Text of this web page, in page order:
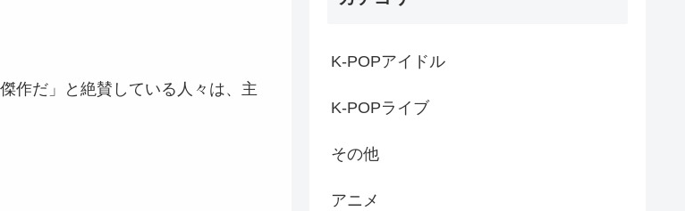
作だ」と絶賛している人々は、主
K-POPアイドル
K-POPライブ
その他
アニメ